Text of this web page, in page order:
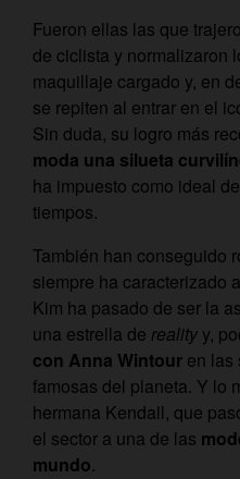
Fueron ellas las que
de ciclista y normalizaron
maquillaje cargado y, en
se repiten al entrar en el
Sin duda, su logro más
moda una silueta
ha impuesto como ideal
tiempos.
También han conseguido
siempre ha caracterizado
Kim ha pasado de ser la
una estrella de reality y,
con Anna Wintour en las
famosas del planeta. Y lo
hermana Kendall, que
el sector a una de las
mundo.